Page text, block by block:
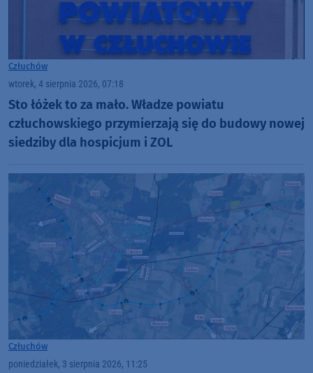
Człuchów
wtorek, 4 sierpnia 2026, 07:18
Sto łóżek to za mało. Władze powiatu
człuchowskiego przymierzają się do budowy nowej
siedziby dla hospicjum i ZOL
Człuchów
poniedziałek, 3 sierpnia 2026, 11:25